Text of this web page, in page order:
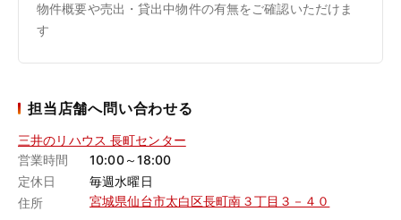
物件概要や売出・貸出中物件の有無をご確認いただけま
す
担当店舗へ問い合わせる
三井のリハウス 長町センター
営業時間
10:00～18:00
定休日
毎週水曜日
住所
宮城県仙台市太白区長町南３丁目３－４０